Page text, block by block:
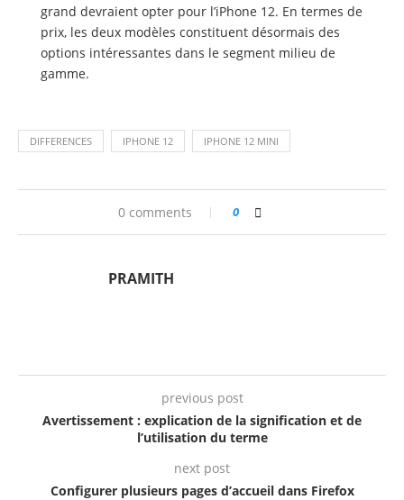
grand devraient opter pour l’iPhone 12. En termes de
prix, les deux modèles constituent désormais des
options intéressantes dans le segment milieu de
gamme.
DIFFERENCES IPHONE 12 IPHONE 12 MINI
0 comments 0
PRAMITH
previous post
Avertissement : explication de la signification et de
l’utilisation du terme
next post
Configurer plusieurs pages d’accueil dans Firefox